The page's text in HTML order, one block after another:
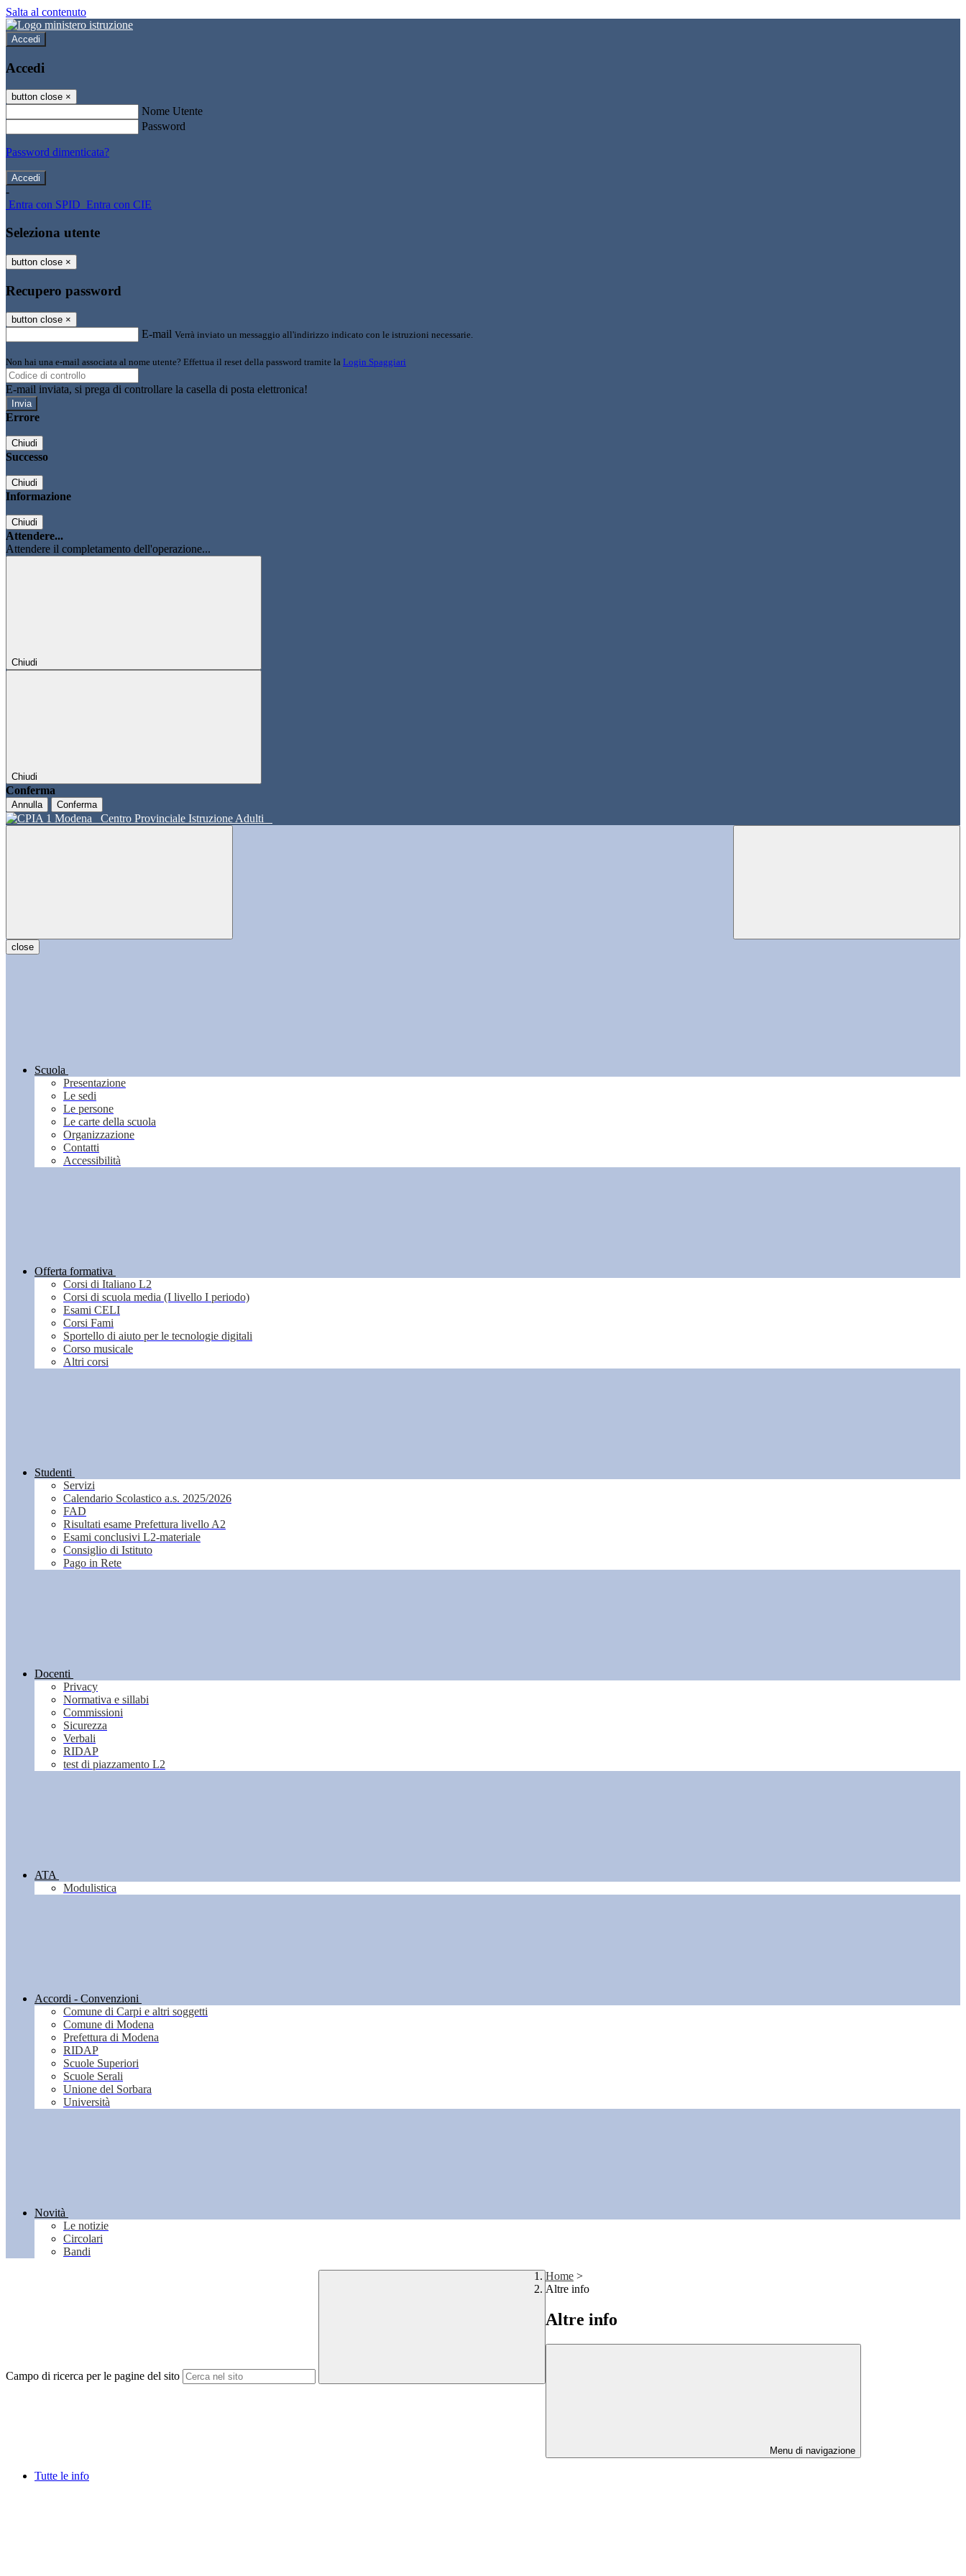
Salta al contenuto
Accedi
Accedi
button close ×
Nome Utente
Password
Password dimenticata?
-
Entra con SPID Entra con CIE
Seleziona utente
button close ×
Recupero password
button close ×
E-mail Verrà inviato un messaggio all'indirizzo indicato con le istruzioni necessarie.
Non hai una e-mail associata al nome utente? Effettua il reset della password tramite la Login Spaggiari
E-mail inviata, si prega di controllare la casella di posta elettronica!
Errore
Chiudi
Successo
Chiudi
Informazione
Chiudi
Attendere...
Attendere il completamento dell'operazione...
Chiudi
Chiudi
Conferma
Annulla Conferma
Centro Provinciale Istruzione Adulti
close
Scuola
Presentazione
Le sedi
Le persone
Le carte della scuola
Organizzazione
Contatti
Accessibilità
Offerta formativa
Corsi di Italiano L2
Corsi di scuola media (I livello I periodo)
Esami CELI
Corsi Fami
Sportello di aiuto per le tecnologie digitali
Corso musicale
Altri corsi
Studenti
Servizi
Calendario Scolastico a.s. 2025/2026
FAD
Risultati esame Prefettura livello A2
Esami conclusivi L2-materiale
Consiglio di Istituto
Pago in Rete
Docenti
Privacy
Normativa e sillabi
Commissioni
Sicurezza
Verbali
RIDAP
test di piazzamento L2
ATA
Modulistica
Accordi - Convenzioni
Comune di Carpi e altri soggetti
Comune di Modena
Prefettura di Modena
RIDAP
Scuole Superiori
Scuole Serali
Unione del Sorbara
Università
Novità
Le notizie
Circolari
Bandi
Campo di ricerca per le pagine del sito
Home >
Altre info
Altre info
Menu di navigazione
Tutte le info